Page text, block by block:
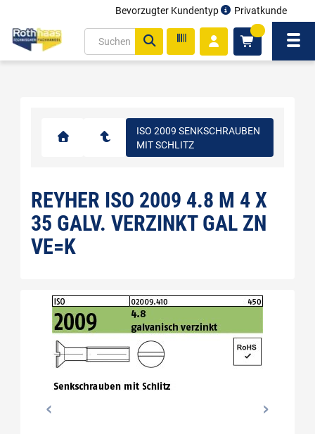
Bevorzugter Kundentyp Privatkunde
ISO 2009 SENKSCHRAUBEN
MIT SCHLITZ
REYHER ISO 2009 4.8 M 4 X
35 GALV. VERZINKT GAL ZN
VE=K